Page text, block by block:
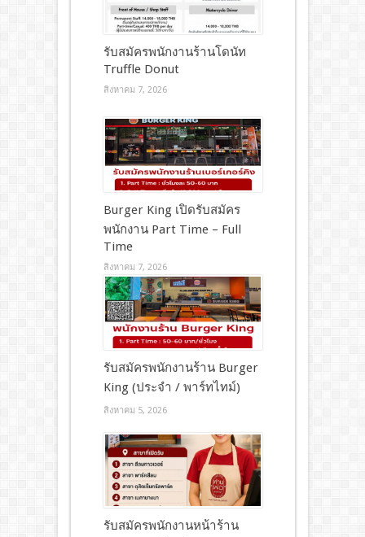
รับสมัครพนักงานร้านโดนัท
Truffle Donut
สิงหาคม 7, 2026
Burger King เปิดรับสมัคร
พนักงาน Part Time – Full
Time
สิงหาคม 7, 2026
รับสมัครพนักงานร้าน Burger
King (ประจำ / พาร์ทไทม์)
สิงหาคม 5, 2026
รับสมัครพนักงานหน้าร้าน